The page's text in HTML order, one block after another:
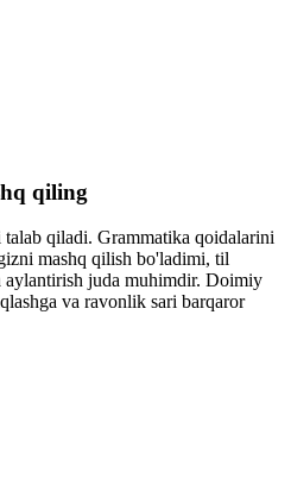
qiling
qiladi. Grammatika qoidalarini
mashq qilish bo'ladimi, til
juda muhimdir. Doimiy
va ravonlik sari barqaror